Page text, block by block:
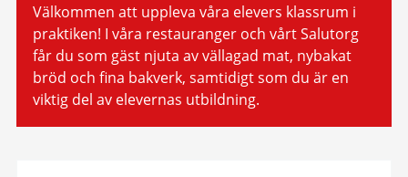
Välkommen att uppleva våra elevers klassrum i
praktiken! I våra restauranger och vårt Salutorg
får du som gäst njuta av vällagad mat, nybakat
bröd och fina bakverk, samtidigt som du är en
viktig del av elevernas utbildning.